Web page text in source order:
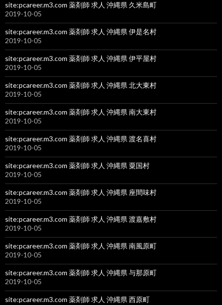
site:pcareer.m3.com 薬剤師 求人 沖縄県 久米島町
2019-10-05
site:pcareer.m3.com 薬剤師 求人 沖縄県 伊是名村
2019-10-05
site:pcareer.m3.com 薬剤師 求人 沖縄県 伊平屋村
2019-10-05
site:pcareer.m3.com 薬剤師 求人 沖縄県 北大東村
2019-10-05
site:pcareer.m3.com 薬剤師 求人 沖縄県 南大東村
2019-10-05
site:pcareer.m3.com 薬剤師 求人 沖縄県 渡名喜村
2019-10-05
site:pcareer.m3.com 薬剤師 求人 沖縄県 粟国村
2019-10-05
site:pcareer.m3.com 薬剤師 求人 沖縄県 座間味村
2019-10-05
site:pcareer.m3.com 薬剤師 求人 沖縄県 渡嘉敷村
2019-10-05
site:pcareer.m3.com 薬剤師 求人 沖縄県 南風原町
2019-10-05
site:pcareer.m3.com 薬剤師 求人 沖縄県 与那原町
2019-10-05
site:pcareer.m3.com 薬剤師 求人 沖縄県 西原町